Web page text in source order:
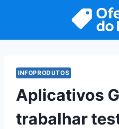
INFOPRODUTOS
Aplicativos
trabalhar